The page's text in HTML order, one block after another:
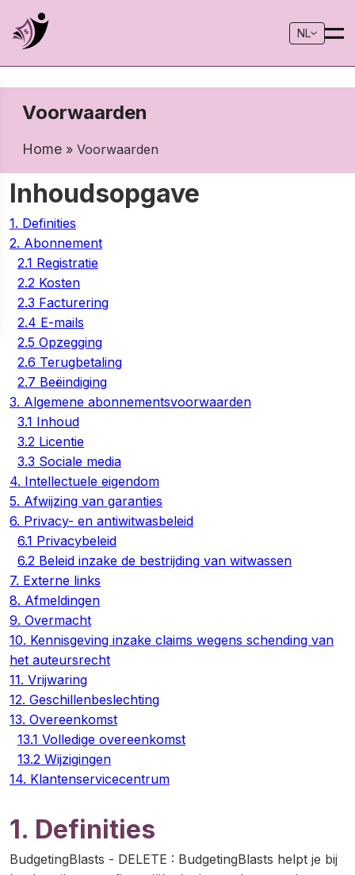
NL
Voorwaarden
Home » Voorwaarden
Inhoudsopgave
1. Definities
2. Abonnement
2.1 Registratie
2.2 Kosten
2.3 Facturering
2.4 E-mails
2.5 Opzegging
2.6 Terugbetaling
2.7 Beëindiging
3. Algemene abonnementsvoorwaarden
3.1 Inhoud
3.2 Licentie
3.3 Sociale media
4. Intellectuele eigendom
5. Afwijzing van garanties
6. Privacy- en antiwitwasbeleid
6.1 Privacybeleid
6.2 Beleid inzake de bestrijding van witwassen
7. Externe links
8. Afmeldingen
9. Overmacht
10. Kennisgeving inzake claims wegens schending van
het auteursrecht
11. Vrijwaring
12. Geschillenbeslechting
13. Overeenkomst
13.1 Volledige overeenkomst
13.2 Wijzigingen
14. Klantenservicecentrum
1. Definities
BudgetingBlasts - DELETE : BudgetingBlasts helpt je bij